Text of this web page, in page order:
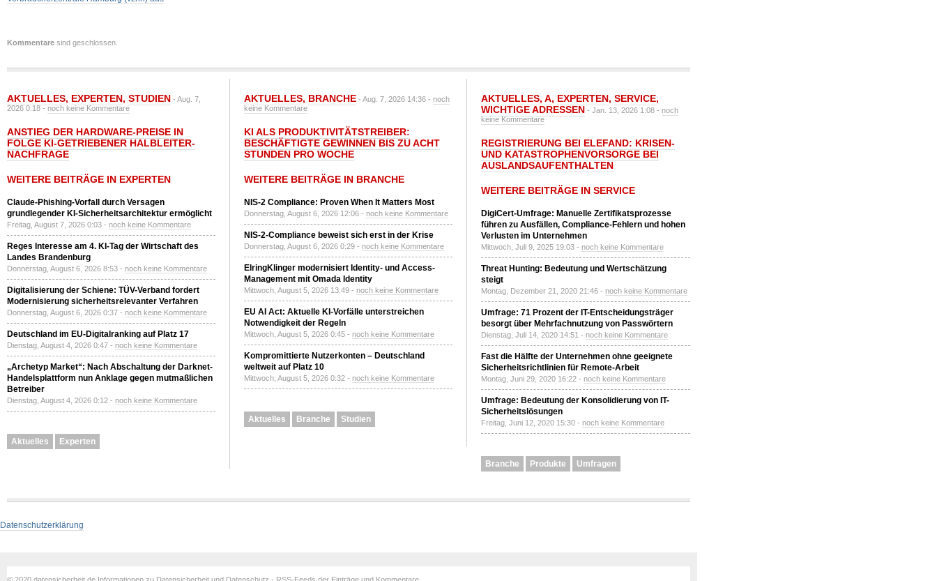
Kommentare sind geschlossen.
AKTUELLES, EXPERTEN, STUDIEN - Aug. 7,
2026 0:18 -noch keine Kommentare
ANSTIEG DER HARDWARE-PREISE IN
FOLGE KI-GETRIEBENER HALBLEITER-
NACHFRAGE
WEITERE BEITRÄGE IN EXPERTEN
Claude-Phishing-Vorfall durch Versagen
grundlegender KI-Sicherheitsarchitektur ermöglicht
Freitag, August 7, 2026 0:03 - noch keine Kommentare
Reges Interesse am 4. KI-Tag der Wirtschaft des
Landes Brandenburg
Donnerstag, August 6, 2026 8:53 - noch keine Kommentare
Digitalisierung der Schiene: TÜV-Verband fordert
Modernisierung sicherheitsrelevanter Verfahren
Donnerstag, August 6, 2026 0:37 - noch keine Kommentare
Deutschland im EU-Digitalranking auf Platz 17
Dienstag, August 4, 2026 0:47 - noch keine Kommentare
„Archetyp Market“: Nach Abschaltung der Darknet-
Handelsplattform nun Anklage gegen mutmaßlichen
Betreiber
Dienstag, August 4, 2026 0:12 - noch keine Kommentare
Aktuelles Experten
AKTUELLES, BRANCHE - Aug. 7, 2026 14:36 - noch
keine Kommentare
KI ALS PRODUKTIVITÄTSTREIBER:
BESCHÄFTIGTE GEWINNEN BIS ZU ACHT
STUNDEN PRO WOCHE
WEITERE BEITRÄGE IN BRANCHE
NIS-2 Compliance: Proven When It Matters Most
Donnerstag, August 6, 2026 12:06 - noch keine Kommentare
NIS-2-Compliance beweist sich erst in der Krise
Donnerstag, August 6, 2026 0:29 - noch keine Kommentare
ElringKlinger modernisiert Identity- und Access-
Management mit Omada Identity
Mittwoch, August 5, 2026 13:49 - noch keine Kommentare
EU AI Act: Aktuelle KI-Vorfälle unterstreichen
Notwendigkeit der Regeln
Mittwoch, August 5, 2026 0:45 - noch keine Kommentare
Kompromittierte Nutzerkonten – Deutschland
weltweit auf Platz 10
Mittwoch, August 5, 2026 0:32 - noch keine Kommentare
Aktuelles Branche Studien
AKTUELLES, A, EXPERTEN, SERVICE,
WICHTIGE ADRESSEN - Jan. 13, 2026 1:08 - noch
keine Kommentare
REGISTRIERUNG BEI ELEFAND: KRISEN-
UND KATASTROPHENVORSORGE BEI
AUSLANDSAUFENTHALTEN
WEITERE BEITRÄGE IN SERVICE
DigiCert-Umfrage: Manuelle Zertifikatsprozesse
führen zu Ausfällen, Compliance-Fehlern und hohen
Verlusten im Unternehmen
Mittwoch, Juli 9, 2025 19:03 - noch keine Kommentare
Threat Hunting: Bedeutung und Wertschätzung
steigt
Montag, Dezember 21, 2020 21:46 - noch keine Kommentare
Umfrage: 71 Prozent der IT-Entscheidungsträger
besorgt über Mehrfachnutzung von Passwörtern
Dienstag, Juli 14, 2020 14:51 - noch keine Kommentare
Fast die Hälfte der Unternehmen ohne geeignete
Sicherheitsrichtlinien für Remote-Arbeit
Montag, Juni 29, 2020 16:22 - noch keine Kommentare
Umfrage: Bedeutung der Konsolidierung von IT-
Sicherheitslösungen
Freitag, Juni 12, 2020 15:30 - noch keine Kommentare
Branche Produkte Umfragen
Datenschutzerklärung